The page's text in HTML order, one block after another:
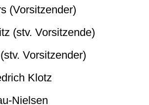
(Vorsitzender)
(stv. Vorsitzende)
Vorsitzender)
Klotz
Nielsen